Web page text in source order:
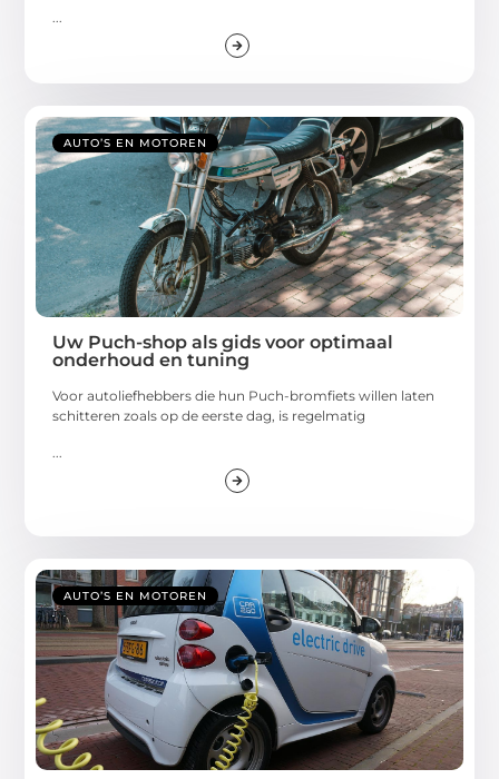
...
AUTO’S EN MOTOREN
Uw Puch-shop als gids voor optimaal
onderhoud en tuning
Voor autoliefhebbers die hun Puch-bromfiets willen laten
schitteren zoals op de eerste dag, is regelmatig
AUTO’S EN MOTOREN